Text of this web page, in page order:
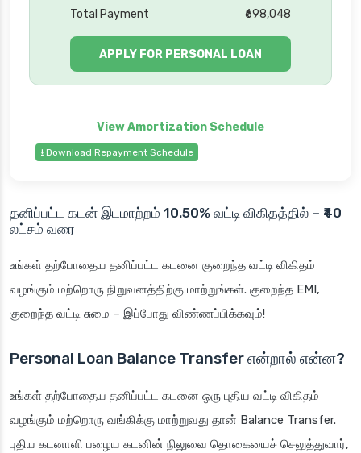
Total Payment
₹698,048
APPLY FOR PERSONAL LOAN
⭳ Download Repayment Schedule
தனிப்பட்ட கடன் இடமாற்றம் 10.50% வட்டி விகிதத்தில் – ₹40
லட்சம் வரை
உங்கள் தற்போதைய தனிப்பட்ட கடனை குறைந்த வட்டி விகிதம்
வழங்கும் மற்றொரு நிறுவனத்திற்கு மாற்றுங்கள். குறைந்த EMI,
குறைந்த வட்டி சுமை – இப்போது விண்ணப்பிக்கவும்!
Personal Loan Balance Transfer என்றால் என்ன?
உங்கள் தற்போதைய தனிப்பட்ட கடனை ஒரு புதிய வட்டி விகிதம்
வழங்கும் மற்றொரு வங்கிக்கு மாற்றுவது தான் Balance Transfer.
புதிய கடனாளி பழைய கடனின் நிலுவை தொகையைச் செலுத்துவார்,